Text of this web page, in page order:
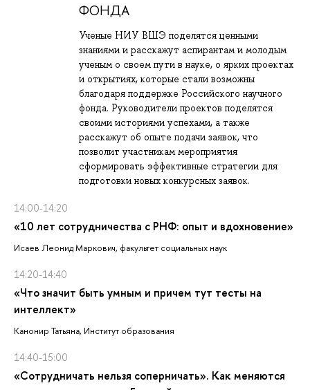
ФОНДА
Ученые НИУ ВШЭ поделятся ценными
знаниями и расскажут аспирантам и молодым
ученым о своем пути в науке, о ярких проектах
и открытиях, которые стали возможны
благодаря поддержке Российского научного
фонда. Руководители проектов поделятся
своими историями успехами, а также
расскажут об опыте подачи заявок, что
позволит участникам мероприятия
сформировать эффективные стратегии для
подготовки новых конкурсных заявок.
14:00-14:20
«10 лет сотрудничества с РНФ: опыт и вдохновение»
Исаев Леонид Маркович, факультет социальных наук
14:20-14:40
«Что значит быть умным и причем тут тесты на
интеллект»
Канонир Татьяна, Институт образования
14:40-15:00
«Сотрудничать нельзя соперничать». Как меняются